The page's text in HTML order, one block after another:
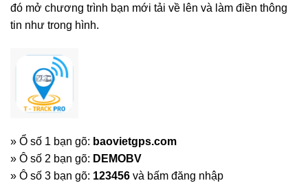
đó mở chương trình bạn mới tải về lên và làm điền thông
tin như trong hình.
» Ổ số 1 bạn gõ: baovietgps.com
» Ô số 2 bạn gõ: DEMOBV
» Ô số 3 bạn gõ: 123456 và bấm đăng nhập